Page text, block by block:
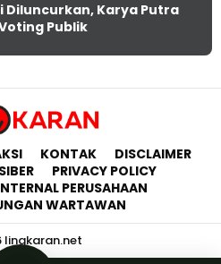
Diluncurkan, Karya Putra
Publik
KONTAK
DISCLAIMER
PRIVACY POLICY
PERUSAHAAN
WARTAWAN
lingkaran.net